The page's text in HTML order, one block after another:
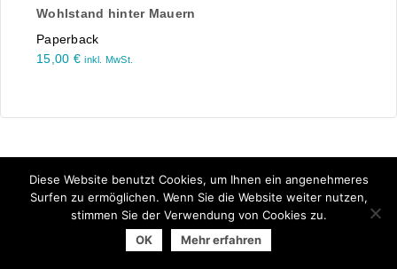
Wohlstand hinter Mauern
Paperback
15,00 € inkl. MwSt.
© 2025 Arbeitsgemeinschaft der Universitätsverlage | powered
|Impressum|Datenschutzhinweise
Diese Website benutzt Cookies, um Ihnen ein angenehmeres
Surfen zu ermöglichen. Wenn Sie die Website weiter nutzen,
stimmen Sie der Verwendung von Cookies zu.
OK
Mehr erfahren